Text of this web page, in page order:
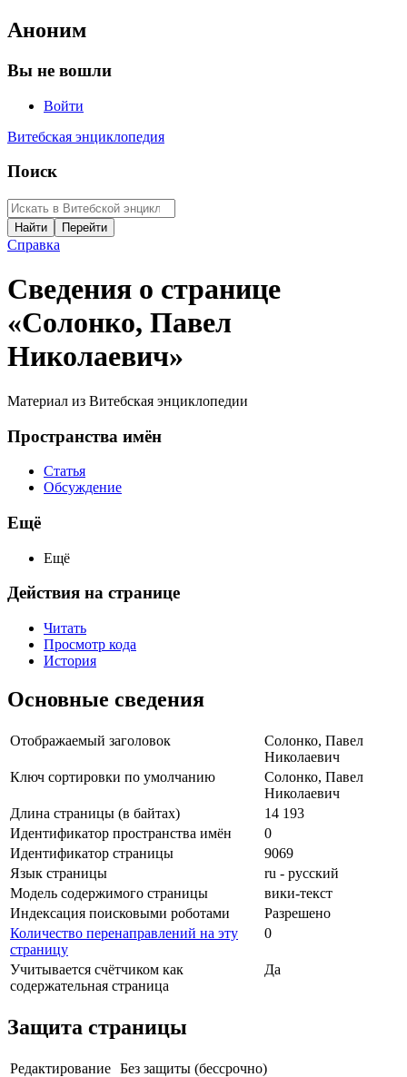
Аноним
Вы не вошли
Войти
Витебская энциклопедия
Поиск
Справка
Сведения о странице
«Солонко, Павел
Николаевич»
Материал из Витебская энциклопедии
Пространства имён
Статья
Обсуждение
Ещё
Ещё
Действия на странице
Читать
Просмотр кода
История
Основные сведения
Отображаемый заголовок
Солонко, Павел
Николаевич
Ключ сортировки по умолчанию
Солонко, Павел
Николаевич
Длина страницы (в байтах)
14 193
Идентификатор пространства имён
0
Идентификатор страницы
9069
Язык страницы
ru - русский
Модель содержимого страницы
вики-текст
Индексация поисковыми роботами
Разрешено
Количество перенаправлений на эту
страницу
0
Учитывается счётчиком как
содержательная страница
Да
Защита страницы
Редактирование Без защиты (бессрочно)